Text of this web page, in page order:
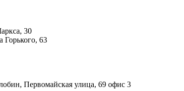
30
Горького, 63
Первомайская улица, 69 офис 3